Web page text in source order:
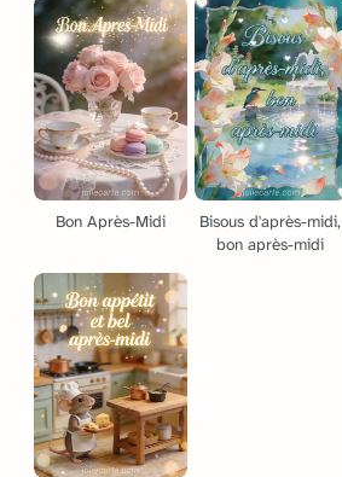
Bon Après-Midi
Bisous d'après-midi,
bon après-midi